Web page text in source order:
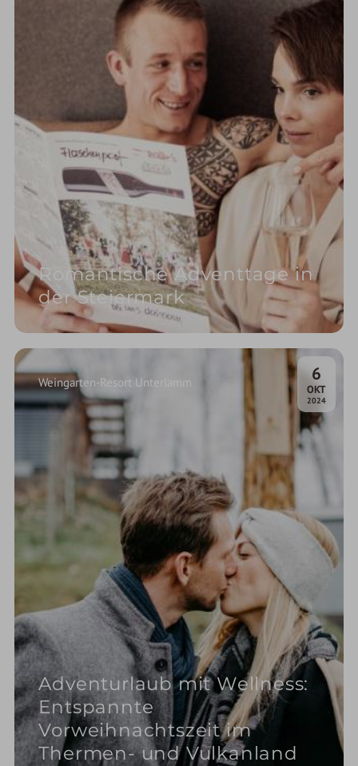
Romantische Adventtage in
der Steiermark
6
OKT.
2024
Adventurlaub mit Wellness:
Entspannte
Vorweihnachtszeit im
Thermen- und Vulkanland
Weingarten-Resort Unterlamm